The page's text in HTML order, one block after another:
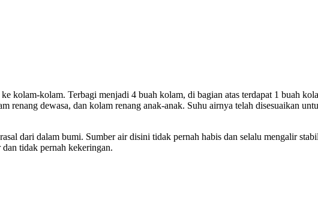
kolam-kolam. Terbagi menjadi 4 buah kolam, di bagian atas terdapat 1 buah
renang dewasa, dan kolam renang anak-anak. Suhu airnya telah disesuaikan
dari dalam bumi. Sumber air disini tidak pernah habis dan selalu mengalir
tidak pernah kekeringan.